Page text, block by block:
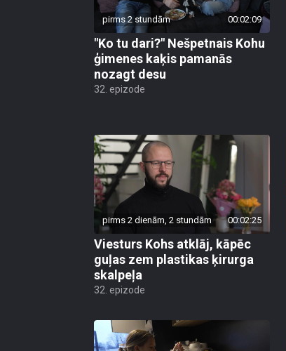
pirms 2 stundām 00:02:09
"Ko tu dari?" Nešpetnais Kohu
ģimenes kaķis pamanās
nozagt desu
32. epizode
pirms 2 dienām, 2 stundām 00:02:25
Viesturs Kohs atklāj, kāpēc
guļas zem plastikas ķirurga
skalpeļa
32. epizode